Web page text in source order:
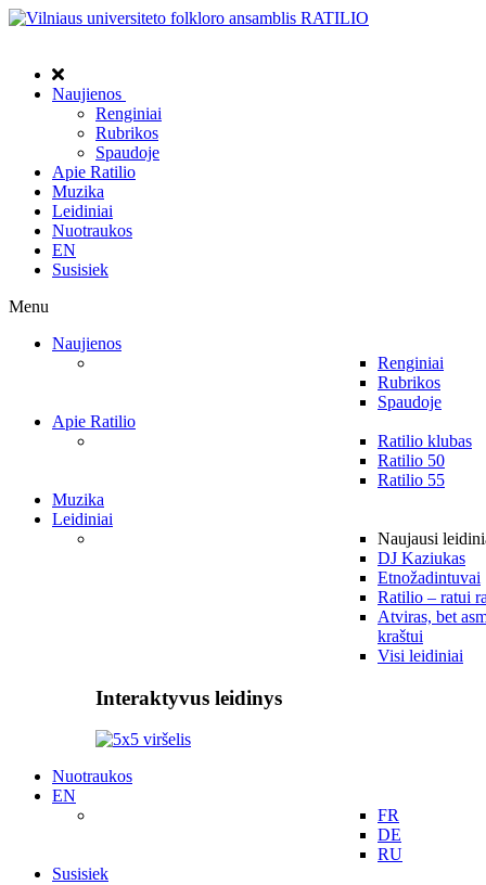
Naujienos
Renginiai
Rubrikos
Spaudoje
Apie Ratilio
Muzika
Leidiniai
Nuotraukos
EN
Susisiek
Menu
Naujienos
Renginiai
Rubrikos
Spaudoje
Apie Ratilio
Ratilio klubas
Ratilio 50
Ratilio 55
Muzika
Leidiniai
Naujausi
DJ Kaziukas
Etnožadintuvai
Ratilio – ratui
Atviras, bet
kraštui
Visi leidiniai
Interaktyvus leidinys
Nuotraukos
EN
FR
DE
RU
Susisiek